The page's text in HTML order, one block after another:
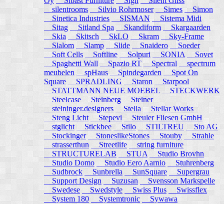
silentrooms
Silvio Rohrmoser Simes Simon
Sinetica Industries
SISMAN
Sistema Midi
Sitag
Sitland Spa Skandiform
Skargaarden
Skia
Skitsch SkLO Skram
Sky-Frame
Slalom
Slamp Slide Snaidero
Soeder
Soft Cells
Softline Solpuri SONIA
Sovet
Spaghetti Wall
Spazio RT Spectral
spectrum
meubelen
spHaus Spindegarden
Spot On
Square
SPRADLING Staron
Starpool
STATTMANN NEUE MOEBEL
STECKWERK
Steelcase
Steinberg
Steiner
steininger.designers
Stella Stellar Works
Steng Licht
Stepevi
Steuler Fliesen GmbH
stglicht
Stickbee Stilo STILTREU
Sto AG
Stockinger
StoneslikeStones Stouby
Strahle
strasserthun
Streetlife
string furniture
STRUCTURELAB
STUA
Studio Brovhn
Studio Domo
Studio Eero Aarnio
Stuhrenberg
Sudbrock
Sunbrella SunSquare
Supergrau
Support Design
Suzusan
Svensson Markspelle
Swedese
Swedstyle Swiss Plus
Swissflex
System 180
Systemtronic Sywawa